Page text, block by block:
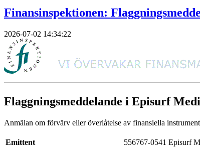
Finansinspektionen:
2026-07-02 14:34:22
Flaggningsmeddelande i Episurf
Anmälan om förvärv eller överlåtelse av finansiella
Emittent
556767-0541 Episurf